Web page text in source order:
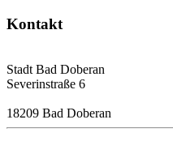
Kontakt
Stadt Bad Doberan
Severinstraße 6
18209 Bad Doberan